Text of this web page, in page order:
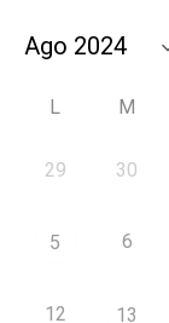
L M
29 30
5 6
12 13